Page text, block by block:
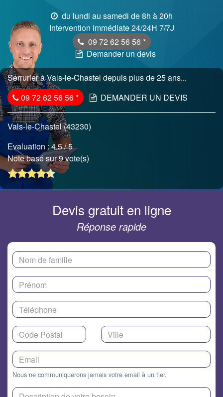
du lundi au samedi de 8h à 20h
Intervention immédiate 24/24H 7/7J
09 72 62 56 56 *
Demander un devis
Serrurier à Vals-le-Chastel depuis plus de 25 ans...
09 72 62 56 56* DEMANDER UN DEVIS
Vals-le-Chastel (43230)
Evaluation :4.5/ 5
Note basé sur 9 vote(s)
Devis gratuit en ligne
Réponse rapide
Nous ne communiquerons jamais votre email à un tier.